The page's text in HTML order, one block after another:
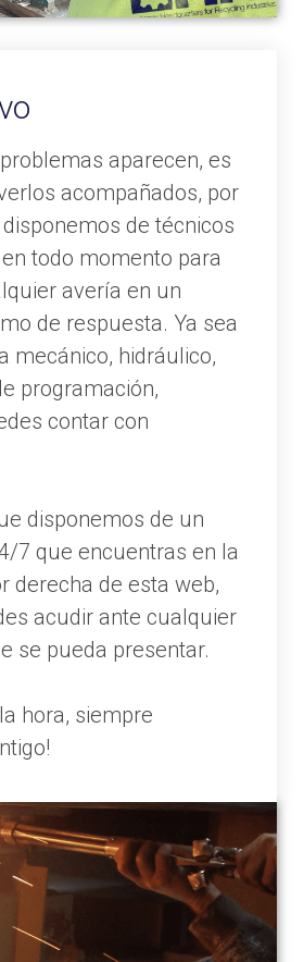
aparecen, es
acompañados, por
disponemos de técnicos
todo momento para
avería en un
de respuesta. Ya sea
mecánico, hidráulico,
programación,
contar con
disponemos de un
7 que encuentras en la
derecha de esta web,
acudir ante cualquier
se pueda presentar.
hora, siempre